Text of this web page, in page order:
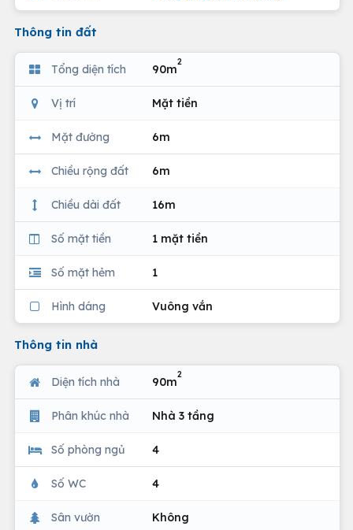
Thông tin đất
Tổng diện tích 90m
2
Vị trí Mặt tiền
Mặt đường 6m
Chiều rộng đất 6m
Chiều dài đất 16m
Số mặt tiền 1 mặt tiền
Số mặt hẻm 1
Hình dáng Vuông vắn
Thông tin nhà
Diện tích nhà 90m
2
Phân khúc nhà Nhà 3 tầng
Số phòng ngủ 4
Số WC 4
Sân vườn Không